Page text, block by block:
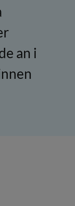
an i